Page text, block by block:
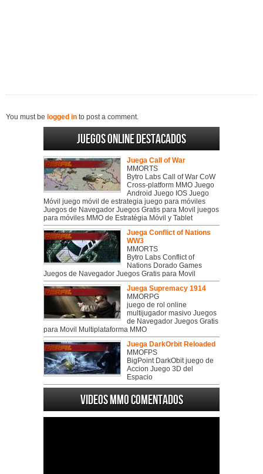
You must be logged in to post a comment.
Juegos online destacados
Juega Call of War
MMORTS
Bytro Labs Call of War CoW
Cross-platform MMO Juego
Android Juego IOS Juego
Móvil juego móvil de estrategia juego para móviles
Juegos de Navegador Juegos Gratis para Movil juegos
para móviles MMO de Estratégia Móvil y Tablet
Juega Conflict of Nations
WW3
MMORTS
Bytro Labs Conflict of
Nations Dorado Games
Juegos de Navegador Juegos Gratis para Movil
Juega Supremacy 1914
MMORPG
juego de rol online
multijugador masivo Juegos
de Navegador Juegos Gratis
para Movil Multiplataforma MMO
Juega DarkOrbit Reloaded
MMOFPS
BigPoint DarkObit juego de
Accion Juego 3D del
Espacio
Videos MMO Comentados